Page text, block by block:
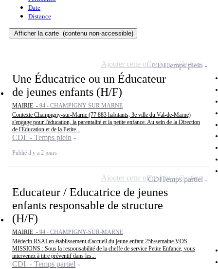
Date
Distance
Afficher la carte (contenu non-accessible)
Une Éducatrice ou un Éducateur
de jeunes enfants (H/F)
MAIRIE - 94 - CHAMPIGNY SUR MARNE
Contexte Champigny-sur-Marne (77 883 habitants, 3e ville du Val-de-Marne)
s'engage pour l'éducation, la parentalité et la petite enfance. Au sein de la Direction
de l'Éducation et de la Petite...
CDI - Temps plein
Publié il y a 2 jours
CDITemps plein
Ajouter cette offre à ma sélection
Educateur / Educatrice de jeunes
enfants responsable de structure
(H/F)
MAIRIE - 94 - CHAMPIGNY-SUR-MARNE
Médecin RSAI en établissement d'accueil du jeune enfant 25h/semaine VOS
MISSIONS : Sous la responsabilité de la cheffe de service Petite Enfance, vous
intervenez à titre préventif dans les...
CDI - Temps partiel
CDITemps partiel
Ajouter cette offre à ma sélection